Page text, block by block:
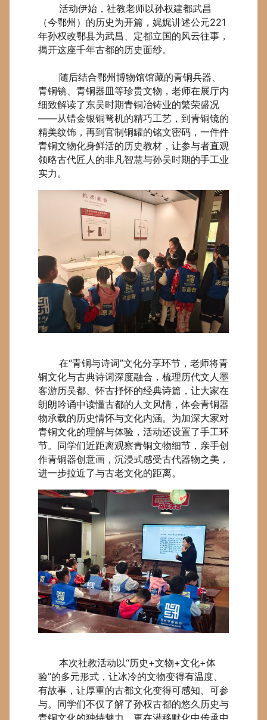
活动伊始，社教老师以孙权建都武昌
（今鄂州）的历史为开篇，娓娓讲述公元221
年孙权改鄂县为武昌、定都立国的风云往事，
揭开这座千年古都的历史面纱。
随后结合鄂州博物馆馆藏的青铜兵器、
青铜镜、青铜器皿等珍贵文物，老师在展厅内
细致解读了东吴时期青铜冶铸业的繁荣盛况
——从错金银铜弩机的精巧工艺，到青铜镜的
精美纹饰，再到官制铜罐的铭文密码，一件件
青铜文物化身鲜活的历史教材，让参与者直观
领略古代匠人的非凡智慧与孙吴时期的手工业
实力。
在“青铜与诗词”文化分享环节，老师将青
铜文化与古典诗词深度融合，梳理历代文人墨
客游历吴都、怀古抒怀的经典诗篇，让大家在
朗朗吟诵中读懂古都的人文风情，体会青铜器
物承载的历史情怀与文化内涵。为加深大家对
青铜文化的理解与体验，活动还设置了手工环
节。同学们近距离观察青铜文物细节，亲手创
作青铜器创意画，沉浸式感受古代器物之美，
进一步拉近了与古老文化的距离。
本次社教活动以“历史+文物+文化+体
验”的多元形式，让冰冷的文物变得有温度、
有故事，让厚重的古都文化变得可感知、可参
与。同学们不仅了解了孙权古都的悠久历史与
青铜文化的独特魅力，更在潜移默化中传承中